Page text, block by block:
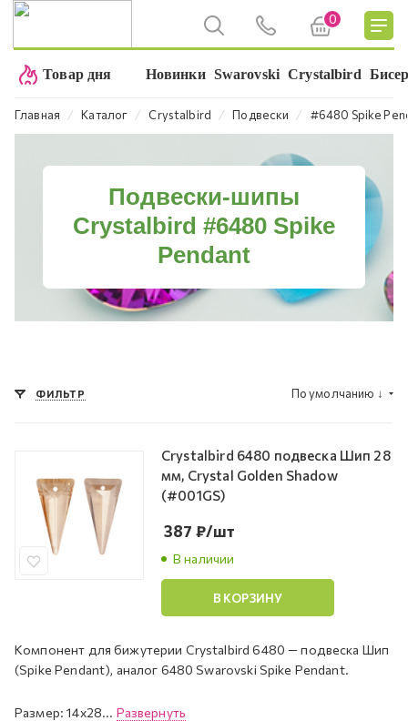
0
Товар дня Новинки Swarovski Crystalbird
Главная ⁄ Каталог ⁄ Crystalbird ⁄ Подвески ⁄ #6480 Spike
Подвески-шипы
Crystalbird #6480 Spike
Pendant
ФИЛЬТР По умолчанию ↓
Crystalbird 6480 подвеска Шип 28
мм, Crystal Golden Shadow
(#001GS)
В наличии
387 ₽/шт
В КОРЗИНУ
Компонент для бижутерии Crystalbird 6480 — подвеска Шип
(Spike Pendant), аналог 6480 Swarovski Spike Pendant.
Размер: 14x28... Развернуть